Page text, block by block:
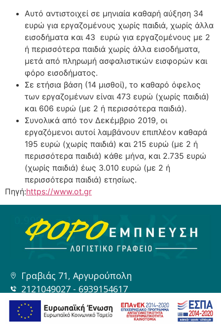
Αυτό αντιστοιχεί σε μηνιαία καθαρή αύξηση 34
ευρώ για εργαζομένους χωρίς παιδιά, χωρίς άλλα
εισοδήματα και 43 ευρώ για εργαζομένους με 2
ή περισσότερα παιδιά χωρίς άλλα εισοδήματα,
μετά από πληρωμή ασφαλιστικών εισφορών και
φόρο εισοδήματος.
Σε ετήσια βάση (14 μισθοί), το καθαρό όφελος
των εργαζομένων είναι 473 ευρώ (χωρίς παιδιά)
και 606 ευρώ (με 2 ή περισσότερα παιδιά).
Συνολικά από τον Δεκέμβριο 2019, οι
εργαζόμενοι αυτοί λαμβάνουν επιπλέον καθαρά
195 ευρώ (χωρίς παιδιά) και 215 ευρώ (με 2 ή
περισσότερα παιδιά) κάθε μήνα, και 2.735 ευρώ
(χωρίς παιδιά) έως 3.010 ευρώ (με 2 ή
περισσότερα παιδιά) ετησίως.
Πηγή:https://www.ot.gr
Γραβιάς 71, Αργυρούπολη
2121049027 - 6939154617
marlogic@live.com
ΓΕΜΗ: 145930903000